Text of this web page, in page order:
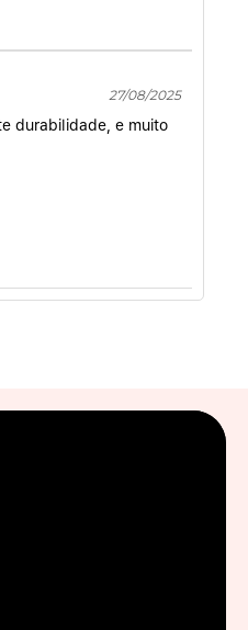
27/08/2025
durabilidade, e muito